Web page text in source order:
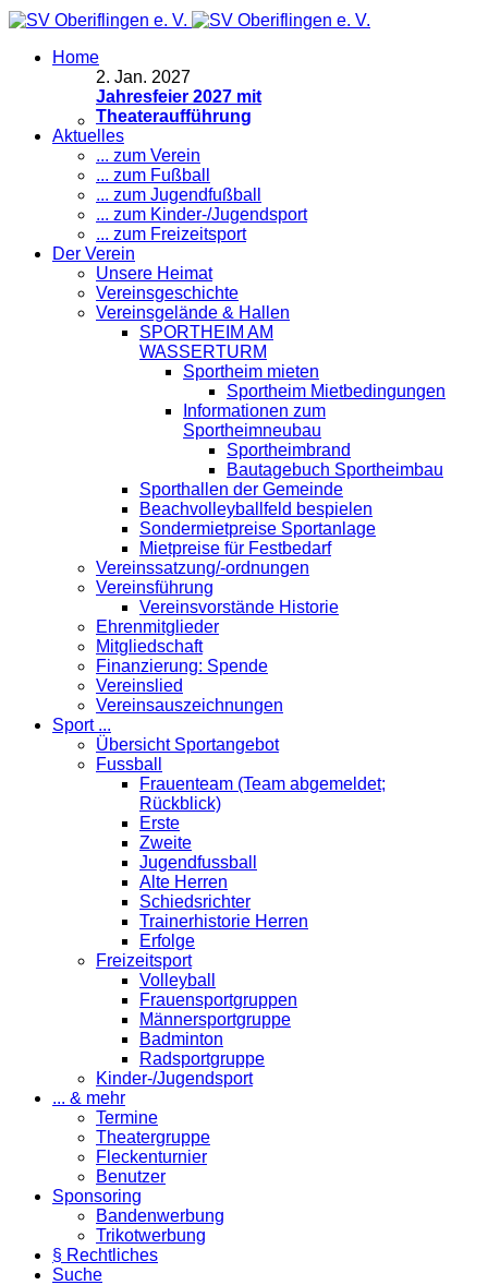
Home
2. Jan. 2027
Jahresfeier 2027 mit
Theateraufführung
Aktuelles
... zum Verein
... zum Fußball
... zum Jugendfußball
... zum Kinder-/Jugendsport
... zum Freizeitsport
Der Verein
Unsere Heimat
Vereinsgeschichte
Vereinsgelände & Hallen
SPORTHEIM AM
WASSERTURM
Sportheim mieten
Sportheim Mietbedingungen
Informationen zum
Sportheimneubau
Sportheimbrand
Bautagebuch Sportheimbau
Sporthallen der Gemeinde
Beachvolleyballfeld bespielen
Sondermietpreise Sportanlage
Mietpreise für Festbedarf
Vereinssatzung/-ordnungen
Vereinsführung
Vereinsvorstände Historie
Ehrenmitglieder
Mitgliedschaft
Finanzierung: Spende
Vereinslied
Vereinsauszeichnungen
Sport ...
Übersicht Sportangebot
Fussball
Frauenteam (Team abgemeldet;
Rückblick)
Erste
Zweite
Jugendfussball
Alte Herren
Schiedsrichter
Trainerhistorie Herren
Erfolge
Freizeitsport
Volleyball
Frauensportgruppen
Männersportgruppe
Badminton
Radsportgruppe
Kinder-/Jugendsport
... & mehr
Termine
Theatergruppe
Fleckenturnier
Benutzer
Sponsoring
Bandenwerbung
Trikotwerbung
§ Rechtliches
Suche